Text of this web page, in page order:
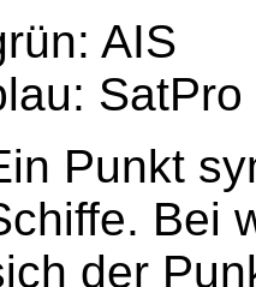
AIS
Punkt
Bei
der